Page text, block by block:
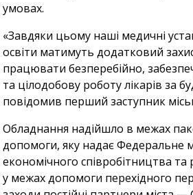
умовах.
«Завдяки цьому наші медичні
освіти матимуть додатковий
працювати безперебійно,
та цілодобову роботу лікарів за
повідомив перший заступник
Обладнання надійшло в межах
допомоги, яку надає Федеральне
економічного співробітництва
у межах допомоги перехідного